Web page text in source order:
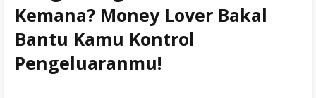
Kemana? Money Lover Bakal
Bantu Kamu Kontrol
Pengeluaranmu!